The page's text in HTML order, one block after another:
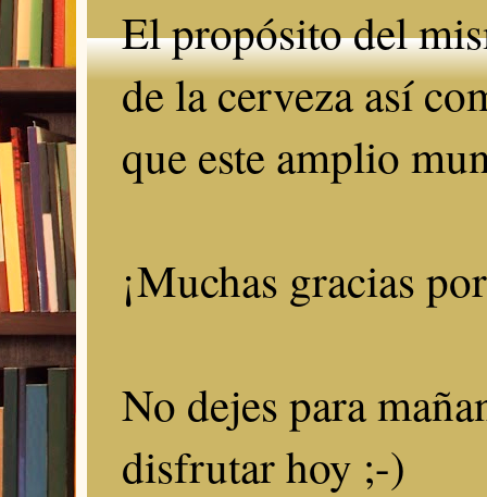
El propósito del
de la cerveza así
que este amplio
¡Muchas gracias
No dejes para
disfrutar hoy ;-)